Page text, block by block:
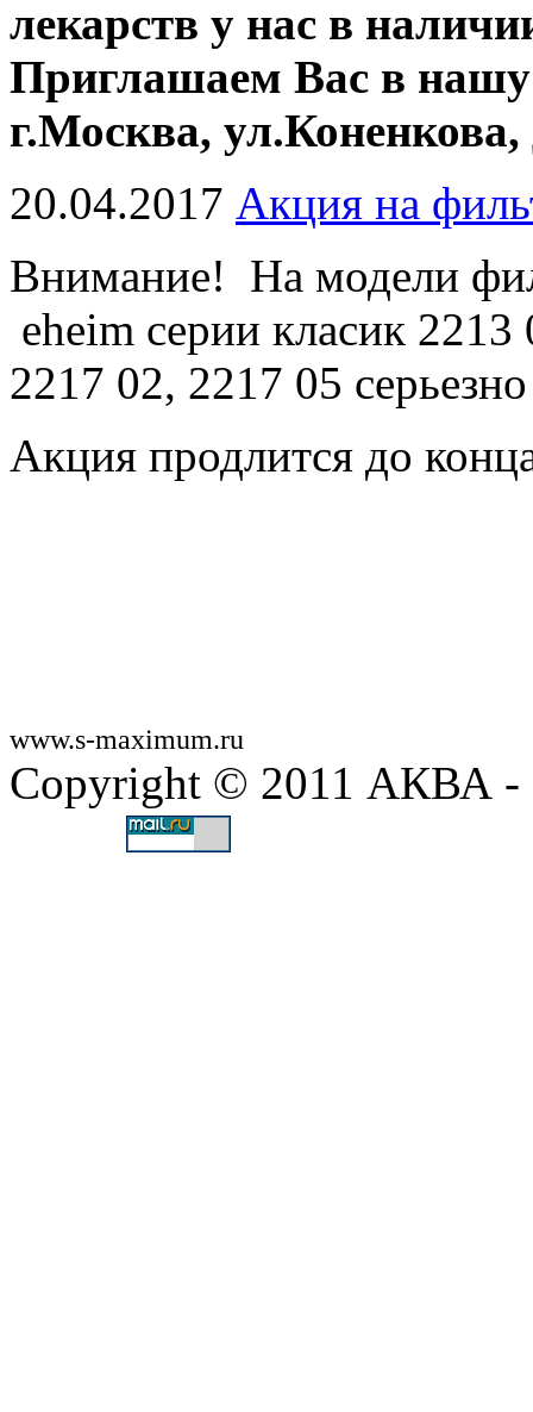
лекарств у нас в
Приглашаем Вас в нашу
г.Москва,
20.04.2017 Акция на
Внимание! На модели
eheim серии класик
2217 02, 2217 05
Акция продлится до
www.s-maximum.ru
Copyright © 2011 АКВА